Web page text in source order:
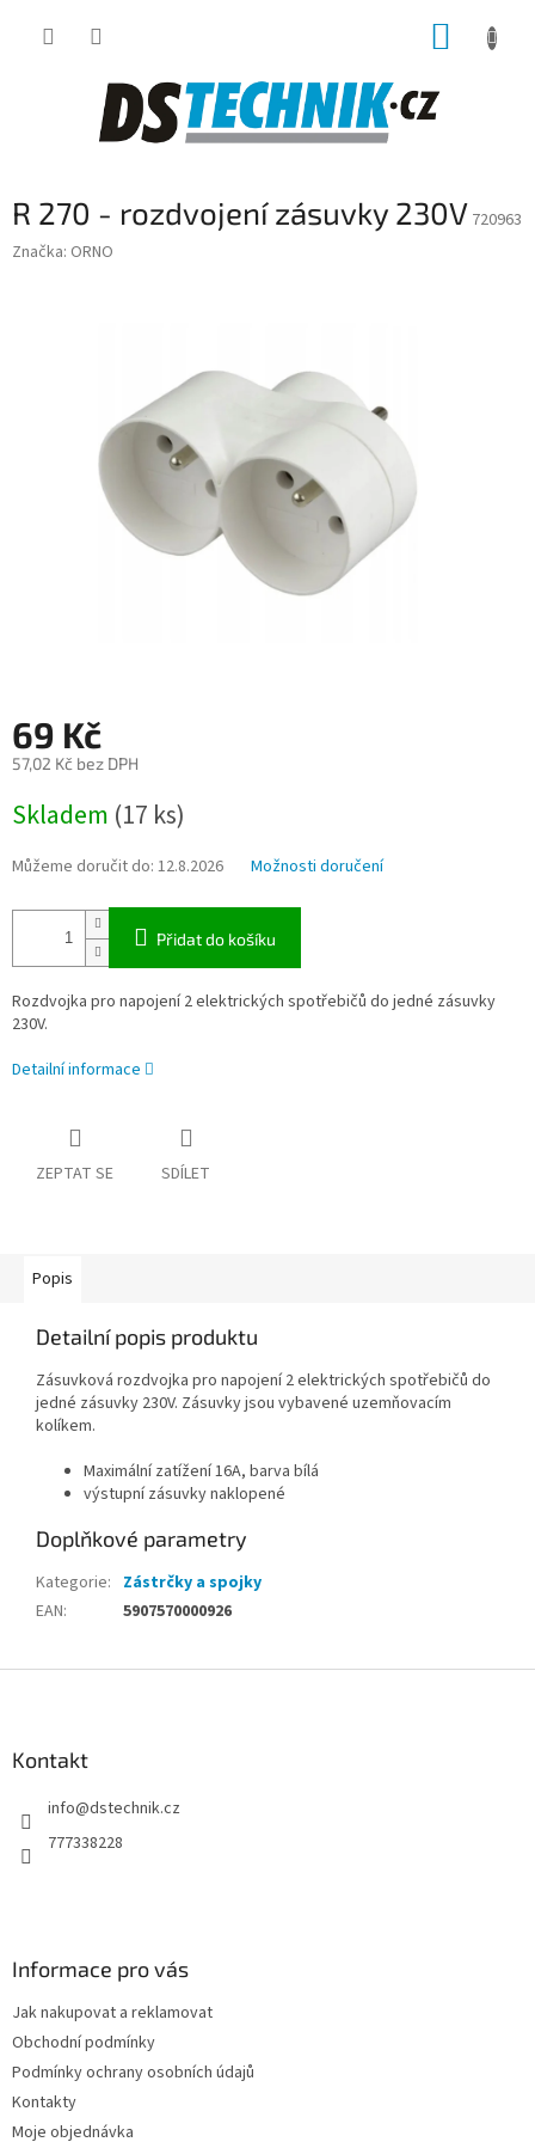
R 270 - rozdvojení zásuvky 230V 720963
Značka: ORNO
69 Kč
57,02 Kč bez DPH
cena:
Skladem (17 ks)
Můžeme doručit do: 12.8.2026 Možnosti doručení
Přidat do košíku
Rozdvojka pro napojení 2 elektrických spotřebičů do jedné zásuvky
230V.
Detailní informace
ZEPTAT SE SDÍLET
Popis
Detailní popis produktu
Zásuvková rozdvojka pro napojení 2 elektrických spotřebičů do
jedné zásuvky 230V. Zásuvky jsou vybavené uzemňovacím
kolíkem.
Maximální zatížení 16A, barva bílá
výstupní zásuvky naklopené
Doplňkové parametry
Kategorie: Zástrčky a spojky
EAN: 5907570000926
Kontakt
info@dstechnik.cz
777338228
Informace pro vás
Jak nakupovat a reklamovat
Obchodní podmínky
Podmínky ochrany osobních údajů
Kontakty
Moje objednávka